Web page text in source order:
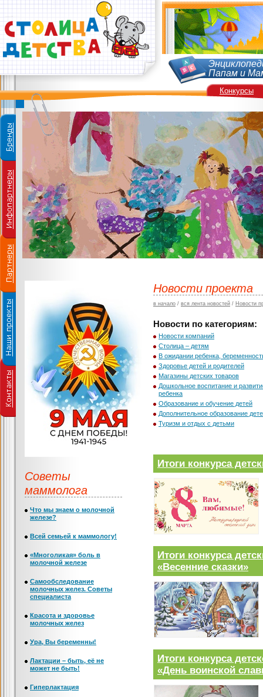
Папам и
Новости проекта
в начало / вся лента новостей / Новости
Новости по категориям:
Новости компаний
Столица – детям
В ожидании ребенка,
Здоровье детей и родителей
Магазины детских товаров
Дошкольное воспитание и
ребенка
Образование и обучение детей
Дополнительное образование
Туризм и отдых с детьми
Итоги конкурса
Итоги конкурса
«Весенние сказки»
Итоги конкурса
«День воинской
Советы
маммолога
Что мы знаем о молочной
железе?
Всей семьей к маммологу!
«Многоликая» боль в
молочной железе
Самообследование
молочных желез. Советы
специалиста
Красота и здоровье
молочных желез
Ура, Вы беременны!
Лактации – быть, её не
может не быть!
Гиперлактация
Конкурсы